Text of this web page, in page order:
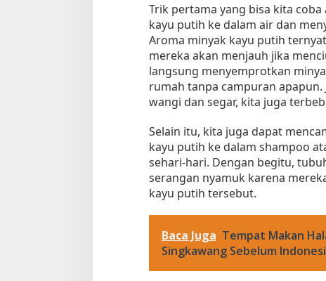
Trik pertama yang bisa kita
kayu putih ke dalam air dan
Aroma minyak kayu putih
mereka akan menjauh jika
langsung menyemprotkan
rumah tanpa campuran
wangi dan segar, kita juga
Selain itu, kita juga dapat
kayu putih ke dalam shampoo
sehari-hari. Dengan begitu,
serangan nyamuk karena
kayu putih tersebut.
Baca Juga Tempat Makan
Singkawang Sebelum
3 Januari 2025
Tempat Makan di
Di Daerah, Jambi, Travel |